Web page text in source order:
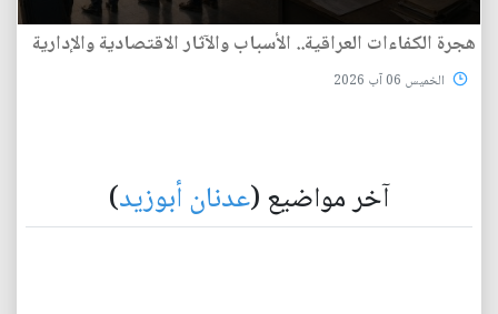
هجرة الكفاءات العراقية.. الأسباب والآثار الاقتصادية والإدارية
الخميس 06 آب 2026
آخر مواضيع (عدنان أبوزيد)